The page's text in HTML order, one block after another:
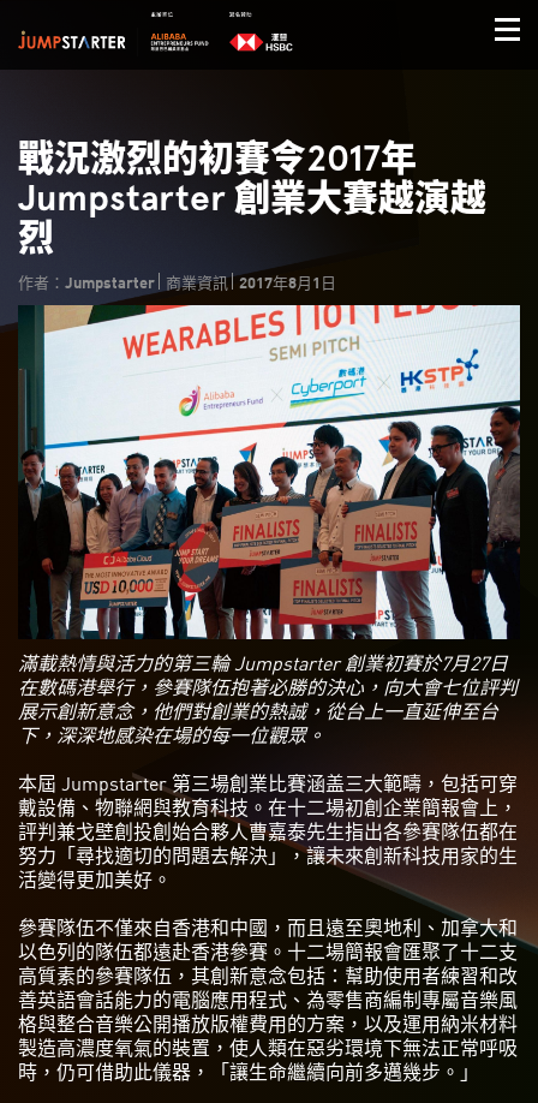
戰況激烈的初賽令2017年
Jumpstarter 創業大賽越演越
烈
作者：Jumpstarter 商業資訊 2017年8月1日
滿載熱情與活力的第三輪 Jumpstarter 創業初賽於7月27日
在數碼港舉行，參賽隊伍抱著必勝的決心，向大會七位評判
展示創新意念，他們對創業的熱誠，從台上一直延伸至台
下，深深地感染在場的每一位觀眾。
本屆 Jumpstarter 第三場創業比賽涵盖三大範疇，包括可穿
戴設備、物聯網與教育科技。在十二場初創企業簡報會上，
評判兼戈壁創投創始合夥人曹嘉泰先生指出各參賽隊伍都在
努力「尋找適切的問題去解決」，讓未來創新科技用家的生
活變得更加美好。
參賽隊伍不僅來自香港和中國，而且遠至奧地利、加拿大和
以色列的隊伍都遠赴香港參賽。十二場簡報會匯聚了十二支
高質素的參賽隊伍，其創新意念包括：幫助使用者練習和改
善英語會話能力的電腦應用程式、為零售商編制專屬音樂風
格與整合音樂公開播放版權費用的方案，以及運用納米材料
製造高濃度氧氣的裝置，使人類在惡劣環境下無法正常呼吸
時，仍可借助此儀器，「讓生命繼續向前多邁幾步。」